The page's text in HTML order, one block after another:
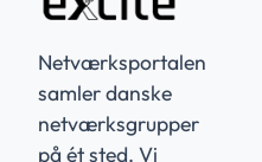
Netværksportalen
samler danske
netværksgrupper
på ét sted. Vi